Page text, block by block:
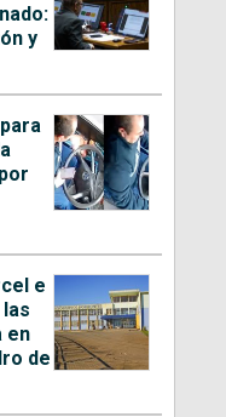
y
e
en
de